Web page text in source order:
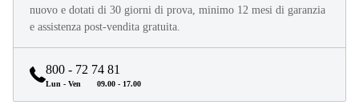
nuovo e dotati di 30 giorni di prova, minimo 12 mesi di garanzia
e assistenza post-vendita gratuita.
800 - 72 74 81
Lun - Ven 09.00 - 17.00